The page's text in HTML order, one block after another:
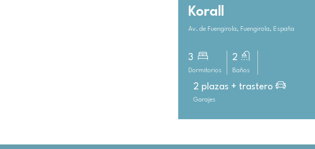
Korall
Av. de Fuengirola, Fuengirola, España
3
Dormitorios
2
Baños
2 plazas + trastero
Garajes